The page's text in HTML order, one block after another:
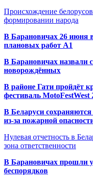
Происхождение
формировании народа
В Барановичах 26 июня
плановых работ A1
В Барановичах назвали
новорождённых
В районе Гати пройдёт
фестиваль MotoFestWest
В Беларуси
из-за пожарной
Нулевая отчетность в
зона ответственности
В Барановичах прошли
беспорядков